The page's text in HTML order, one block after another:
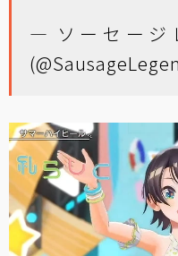
— ソーセージ